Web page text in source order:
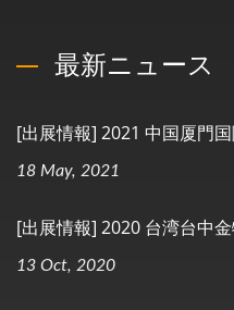
最新ニュース
[出展情報] 2021 中国厦門
18 May, 2021
[出展情報] 2020 台湾台中
13 Oct, 2020